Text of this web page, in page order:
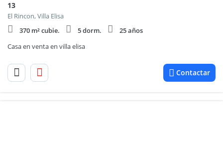
13
El Rincon, Villa Elisa
370 m² cubie.
5 dorm.
25 años
Casa en venta en villa elisa
Contactar